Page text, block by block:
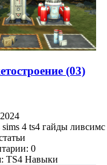
(03)
sims 4 ts4 гайды ливсимс
0
TS4 Навыки